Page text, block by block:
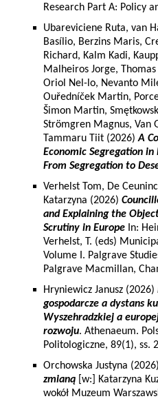
Research Part A: Policy
Ubareviciene Ruta, van
Basílio, Berzins Maris,
Richard, Kalm Kadi,
Malheiros Jorge,
Oriol Nel-lo, Nevanto
Ouředníček Martin,
Šimon Martin,
Strömgren Magnus, Van
Tammaru Tiit (2026)A
Economic Segregation in
From Segregation to
Verhelst Tom, De
Katarzyna (2026)
and Explaining the
Scrutiny in Europe In:
Verhelst, T. (eds)
Volume I. Palgrave
Palgrave Macmillan,
Hryniewicz Janusz (2026)
gospodarcze a dystans
Wyszehradzkiej a
rozwoju. Athenaeum.
Politologiczne, 89(1), ss.
Orchowska Justyna (2026)
zmianą [w:] Katarzyna
wokół Muzeum